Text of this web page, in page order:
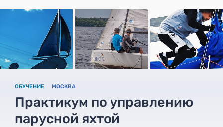
ОБУЧЕНИЕ МОСКВА
Практикум по управлению
парусной яхтой